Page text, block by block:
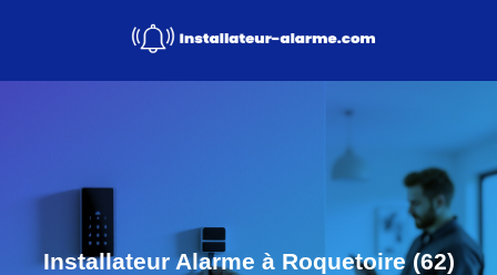
Installateur Alarme à Roquetoire (62)